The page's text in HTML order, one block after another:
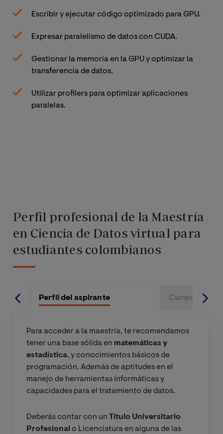
Escribir y ejecutar código optimizado para GPU.
Expresar paralelismo de datos con CUDA.
Gestionar la memoria en la GPU y optimizar la
transferencia de datos.
Utilizar profilers para optimizar aplicaciones
paralelas.
Perfil profesional de la Maestría
en Ciencia de Datos virtual para
estudiantes colombianos
Perfil del aspirante Campo
Para acceder a la maestría, te recomendamos
tener una base sólida en matemáticas y
estadística, y conocimientos básicos de
programación. Además de aptitudes en el
manejo de herramientas informáticas y
capacidades para el tratamiento de datos.
Deberás contar con un Título Universitario
Profesional o Licenciatura en alguna de las